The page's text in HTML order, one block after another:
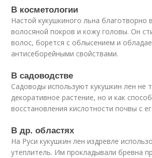
В косметологии
Настой кукушкиного льна благотворно
волосяной покров и кожу головы. Он
волос, борется с облысением и
антисеборейными свойствами.
В садоводстве
Садоводы используют кукушкин лен не
декоративное растение, но и как
восстановления кислотности почвы с
В др. областях
На Руси кукушкин лен издревле
утеплитель. Им прокладывали бревна